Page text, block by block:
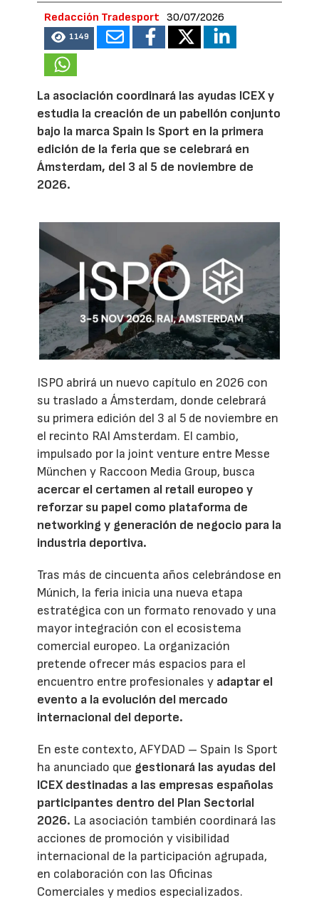
Redacción Tradesport 30/07/2026
1149
La asociación coordinará las ayudas ICEX y
estudia la creación de un pabellón conjunto
bajo la marca Spain Is Sport en la primera
edición de la feria que se celebrará en
Ámsterdam, del 3 al 5 de noviembre de
2026.
ISPO abrirá un nuevo capítulo en 2026 con
su traslado a Ámsterdam, donde celebrará
su primera edición del 3 al 5 de noviembre en
el recinto RAI Amsterdam. El cambio,
impulsado por la joint venture entre Messe
München y Raccoon Media Group, busca
acercar el certamen al retail europeo y
reforzar su papel como plataforma de
networking y generación de negocio para la
industria deportiva.
Tras más de cincuenta años celebrándose en
Múnich, la feria inicia una nueva etapa
estratégica con un formato renovado y una
mayor integración con el ecosistema
comercial europeo. La organización
pretende ofrecer más espacios para el
encuentro entre profesionales y adaptar el
evento a la evolución del mercado
internacional del deporte.
En este contexto, AFYDAD – Spain Is Sport
ha anunciado que gestionará las ayudas del
ICEX destinadas a las empresas españolas
participantes dentro del Plan Sectorial
2026. La asociación también coordinará las
acciones de promoción y visibilidad
internacional de la participación agrupada,
en colaboración con las Oficinas
Comerciales y medios especializados.